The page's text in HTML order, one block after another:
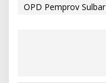
OPD Pemprov Sulbar